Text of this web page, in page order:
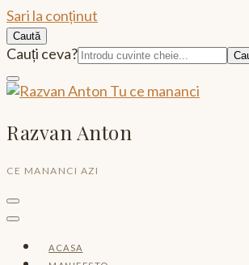
Sari la conținut
Caută
Caută:
Cauți ceva?
Razvan Anton
CE MANANCI AZI
ACASA